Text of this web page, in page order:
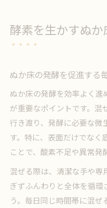
酵素を生かすぬ
ぬか床の発酵を促進する
ぬか床の発酵を効率よく進
が重要なポイントです。混
行き渡り、発酵に必要な微
す。特に、表面だけでなく
ことで、酸素不足や異常発
混ぜる際は、清潔な手や
ぎずふんわりと全体を循環
う。毎日同じ時間帯に混ぜ